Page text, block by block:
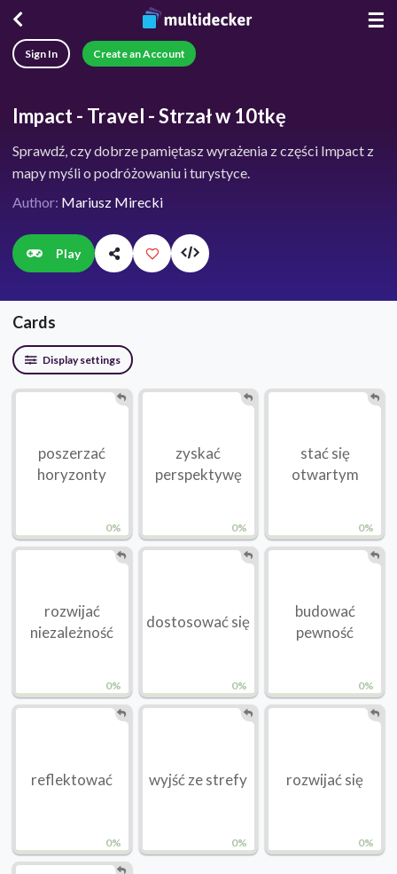
☰
Sign In Create an Account
Impact - Travel - Strzał w 10tkę
Sprawdź, czy dobrze pamiętasz wyrażenia z części Impact z
mapy myśli o podróżowaniu i turystyce.
Author: Mariusz Mirecki
Play
Cards
Display settings
0%
poszerzać
horyzonty
0%
zyskać
perspektywę
0%
stać się
otwartym
0%
rozwijać
niezależność
0%
dostosować się
0%
budować
pewność
0%
reflektować
0%
wyjść ze strefy
0%
rozwijać się